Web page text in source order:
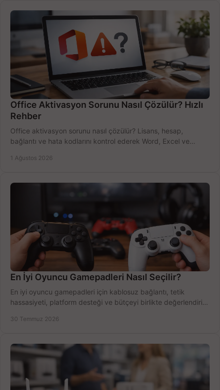
Office Aktivasyon Sorunu Nasıl Çözülür? Hızlı
Rehber
Office aktivasyon sorunu nasıl çözülür? Lisans, hesap,
bağlantı ve hata kodlarını kontrol ederek Word, Excel ve
1 Ağustos 2026
En İyi Oyuncu Gamepadleri Nasıl Seçilir?
En iyi oyuncu gamepadleri için kablosuz bağlantı, tetik
hassasiyeti, platform desteği ve bütçeyi birlikte değerlendirin;
30 Temmuz 2026